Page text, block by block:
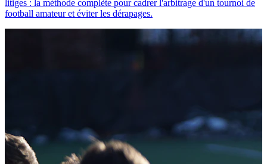
litiges : la méthode complète pour cadrer l'arbitrage d'un tournoi de
football amateur et éviter les dérapages.